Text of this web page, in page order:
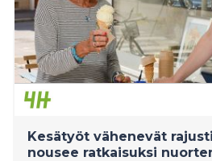
Kesätyöt vähenevät
nousee ratkaisuksi